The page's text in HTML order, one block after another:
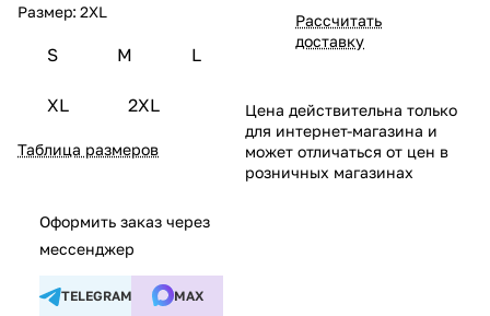
Размер: 2XL
S M L
XL 2XL
Таблица размеров
Оформить заказ через
мессенджер
TELEGRAM MAX
Рассчитать
доставку
Цена действительна только
для интернет-магазина и
может отличаться от цен в
розничных магазинах